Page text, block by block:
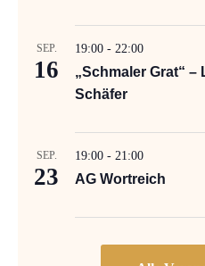
SEP.
16
19:00 - 22:00
„Schmaler Grat“
Schäfer
SEP.
23
19:00 - 21:00
AG Wortreich